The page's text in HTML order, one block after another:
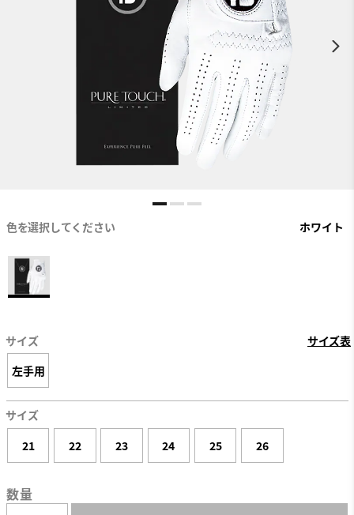
色を選択してください ホワイト
サイズ
サイズ表
左手用
サイズ
21
22 23 24 25 26
数量